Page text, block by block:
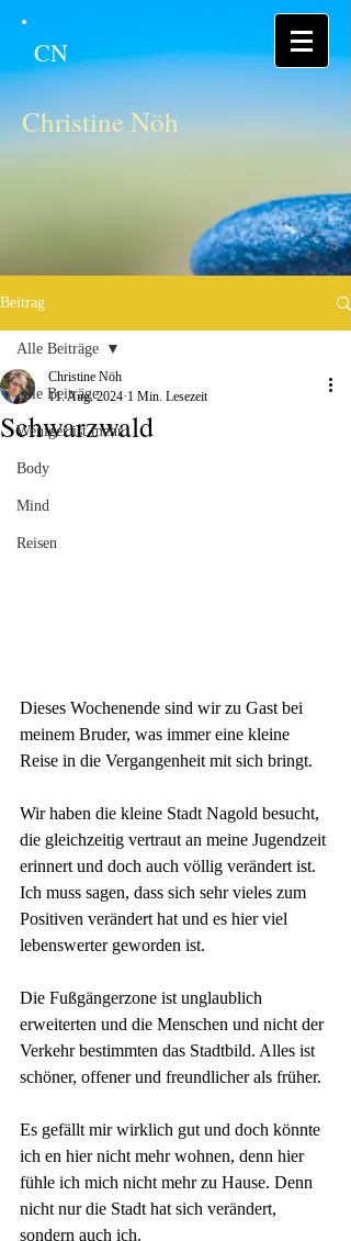
CN
Christine Nöh
Beitrag
Alle Beiträge
Weniger ist mehr
Body
Mind
Reisen
Alle Beiträge
Schwarzwald
Christine Nöh
11. Aug. 2024 1 Min. Lesezeit
Dieses Wochenende sind wir zu Gast bei
meinem Bruder, was immer eine kleine
Reise in die Vergangenheit mit sich bringt.
Wir haben die kleine Stadt Nagold besucht,
die gleichzeitig vertraut an meine Jugendzeit
erinnert und doch auch völlig verändert ist.
Ich muss sagen, dass sich sehr vieles zum
Positiven verändert hat und es hier viel
lebenswerter geworden ist.
Die Fußgängerzone ist unglaublich
erweiterten und die Menschen und nicht der
Verkehr bestimmten das Stadtbild. Alles ist
schöner, offener und freundlicher als früher.
Es gefällt mir wirklich gut und doch könnte
ich en hier nicht mehr wohnen, denn hier
fühle ich mich nicht mehr zu Hause. Denn
nicht nur die Stadt hat sich verändert,
sondern auch ich.